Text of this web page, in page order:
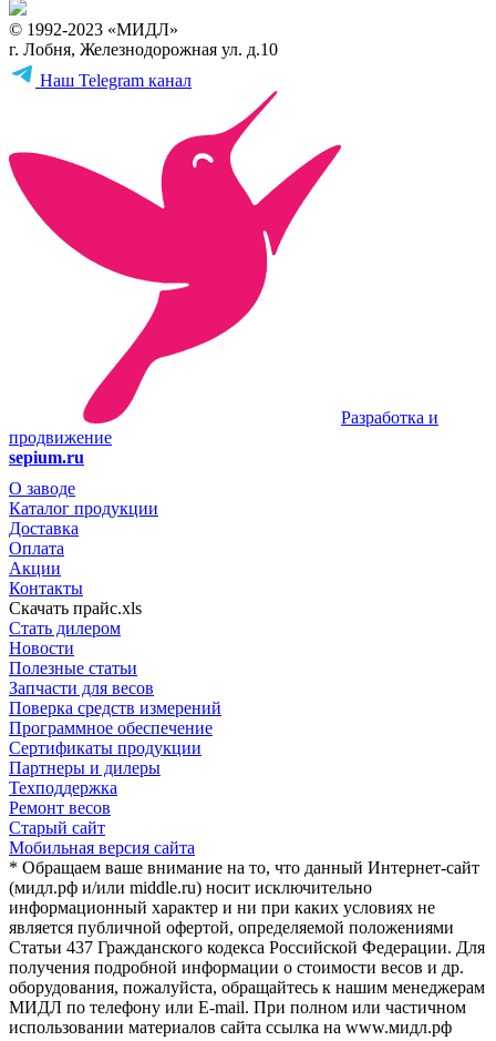
© 1992-2023 «МИДЛ»
г. Лобня, Железнодорожная ул. д.10
Наш Telegram канал
Разработка и
продвижение
sepium.ru
О заводе
Каталог продукции
Доставка
Оплата
Акции
Контакты
Скачать прайс.xls
Стать дилером
Новости
Полезные статьи
Запчасти для весов
Поверка средств измерений
Программное обеспечение
Сертификаты продукции
Партнеры и дилеры
Техподдержка
Ремонт весов
Старый сайт
Мобильная версия сайта
* Обращаем ваше внимание на то, что данный Интернет-сайт
(мидл.рф и/или middle.ru) носит исключительно
информационный характер и ни при каких условиях не
является публичной офертой, определяемой положениями
Статьи 437 Гражданского кодекса Российской Федерации. Для
получения подробной информации о стоимости весов и др.
оборудования, пожалуйста, обращайтесь к нашим менеджерам
МИДЛ по телефону или E-mail. При полном или частичном
использовании материалов сайта ссылка на www.мидл.рф